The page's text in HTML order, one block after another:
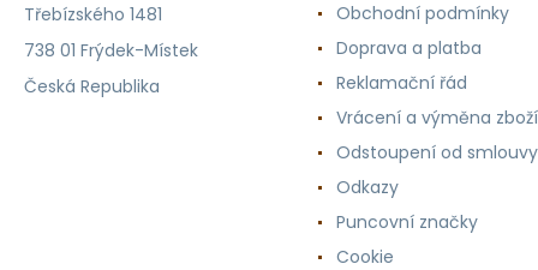
Třebízského 1481
738 01 Frýdek-Místek
Česká Republika
Obchodní podmínky
Doprava a platba
Reklamační řád
Vrácení a výměna zboží
Odstoupení od smlouvy
Odkazy
Puncovní značky
Cookie